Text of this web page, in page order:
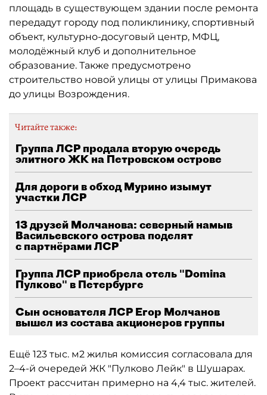
площадь в существующем здании после ремонта
передадут городу под поликлинику, спортивный
объект, культурно-досуговый центр, МФЦ,
молодёжный клуб и дополнительное
образование. Также предусмотрено
строительство новой улицы от улицы Примакова
до улицы Возрождения.
Читайте также:
Группа ЛСР продала вторую очередь
элитного ЖК на Петровском острове
Для дороги в обход Мурино изымут
участки ЛСР
13 друзей Молчанова: северный намыв
Васильевского острова поделят
с партнёрами ЛСР
Группа ЛСР приобрела отель "Domina
Пулково" в Петербурге
Сын основателя ЛСР Егор Молчанов
вышел из состава акционеров группы
Ещё 123 тыс. м2 жилья комиссия согласовала для
2–4-й очередей ЖК "Пулково Лейк" в Шушарах.
Проект рассчитан примерно на 4,4 тыс. жителей.